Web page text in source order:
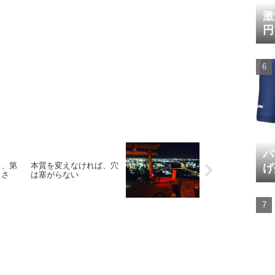
第
本質を変えなければ、穴
は塞がらない